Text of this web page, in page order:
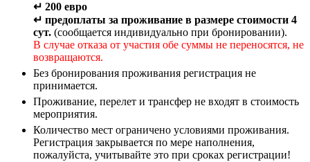
↵ 200 евро
↵ предоплаты за проживание в размере стоимости 4
сут. (сообщается индивидуально при бронировании).
В случае отказа от участия обе суммы не переносятся, не
возвращаются.
Без бронирования проживания регистрация не
принимается.
Проживание, перелет и трансфер не входят в стоимость
мероприятия.
Количество мест ограничено условиями проживания.
Регистрация закрывается по мере наполнения,
пожалуйста, учитывайте это при сроках регистрации!